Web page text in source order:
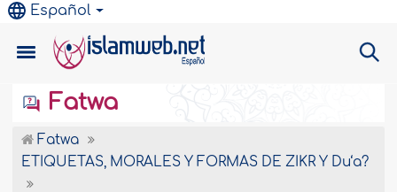
Español
Fatwa
Fatwa
ETIQUETAS, MORALES Y FORMAS DE ZIKR Y Du‘a?